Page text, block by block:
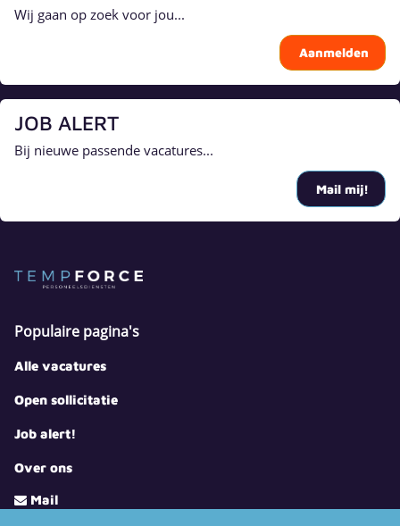
Wij gaan op zoek voor jou...
Aanmelden
JOB ALERT
Bij nieuwe passende vacatures...
Mail mij!
Populaire pagina's
Alle vacatures
Open sollicitatie
Job alert!
Over ons
Mail